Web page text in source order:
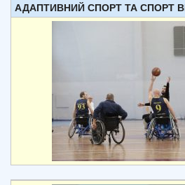
АДАПТИВНИЙ СПОРТ ТА СПОРТ